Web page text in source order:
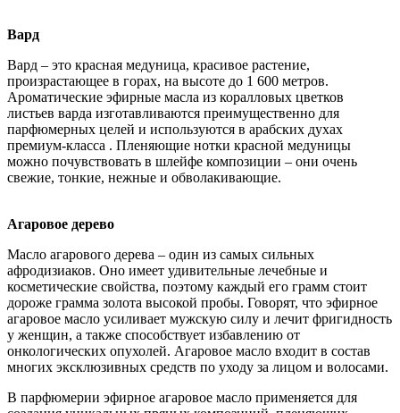
Вард
Вард – это красная медуница, красивое растение,
произрастающее в горах, на высоте до 1 600 метров.
Ароматические эфирные масла из коралловых цветков
листьев варда изготавливаются преимущественно для
парфюмерных целей и используются в арабских духах
премиум-класса . Пленяющие нотки красной медуницы
можно почувствовать в шлейфе композиции – они очень
свежие, тонкие, нежные и обволакивающие.
Агаровое дерево
Масло агарового дерева – один из самых сильных
афродизиаков. Оно имеет удивительные лечебные и
косметические свойства, поэтому каждый его грамм стоит
дороже грамма золота высокой пробы. Говорят, что эфирное
агаровое масло усиливает мужскую силу и лечит фригидность
у женщин, а также способствует избавлению от
онкологических опухолей. Агаровое масло входит в состав
многих эксклюзивных средств по уходу за лицом и волосами.
В парфюмерии эфирное агаровое масло применяется для